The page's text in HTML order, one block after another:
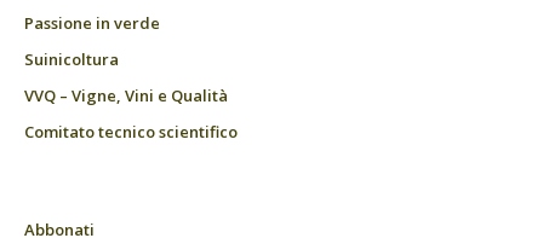
Passione in verde
Suinicoltura
VVQ – Vigne, Vini e Qualità
Comitato tecnico scientifico
Abbonati